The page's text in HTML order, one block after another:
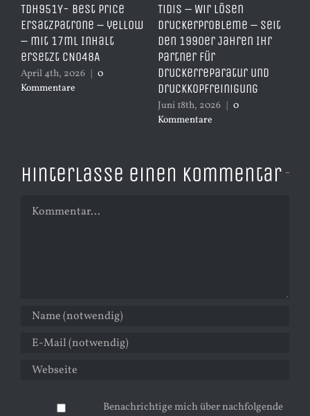
TDH951Y- Best Price
Ersatzpatrone – yellow
– mit 17ml Inhalt
ersetzt CN048A
April 4th, 2026 | 0
Kommentare
TiDis – Wir lösen
Druckerprobleme – Seit
den 1990er Jahren Ihr
Partner für
Druckerreparatur und
Druckkopfreinigung
Juni 18th, 2026 | 0
Kommentare
Hinterlasse einen Kommentar
Kommentar
Benachrichtige mich über nachfolgende